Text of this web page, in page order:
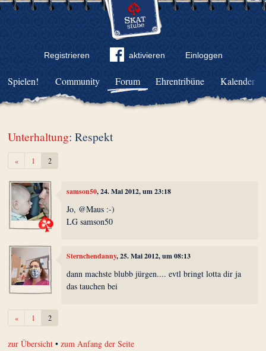
Registrieren aktivieren Einloggen
Community Forum Ehrentribüne Kalender
Spielen!
Unterhaltung: Respekt
«Zurück1 2
samson50, 24. Mai 2012, um 23:18
Jo, @Maus :-)
LG samson50
Sternchendanny, 25. Mai 2012, um 08:13
dann machste blubb jürgen.... evtl bringt lotta dir ja
das tauchen bei
«Zurück1 2
zur Übersicht •zum Anfang der Seite